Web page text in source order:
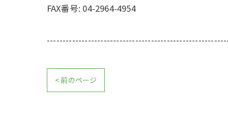
FAX番号: 04-2964-4954
< 前のページ